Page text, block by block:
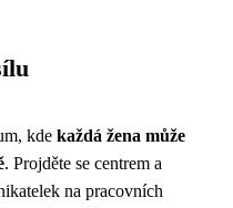
kde každá žena může
. Projděte se centrem a
na pracovních